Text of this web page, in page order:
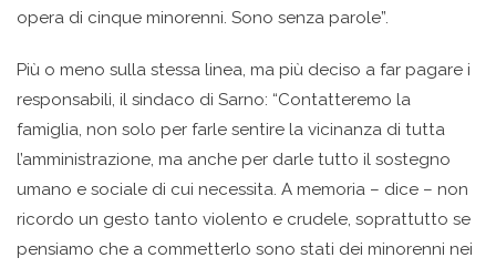
opera di cinque minorenni. Sono senza parole”.
Più o meno sulla stessa linea, ma più deciso a far pagare i
responsabili, il sindaco di Sarno: “Contatteremo la
famiglia, non solo per farle sentire la vicinanza di tutta
l’amministrazione, ma anche per darle tutto il sostegno
umano e sociale di cui necessita. A memoria – dice – non
ricordo un gesto tanto violento e crudele, soprattutto se
pensiamo che a commetterlo sono stati dei minorenni nei